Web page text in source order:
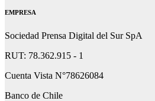
EMPRESA
Sociedad Prensa Digital del Sur SpA
RUT: 78.362.915 - 1
Cuenta Vista N°78626084
Banco de Chile